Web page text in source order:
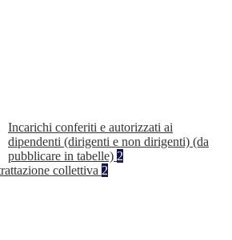
Incarichi conferiti e autorizzati ai
dipendenti (dirigenti e non dirigenti) (da
pubblicare in tabelle) 2
collettiva 2